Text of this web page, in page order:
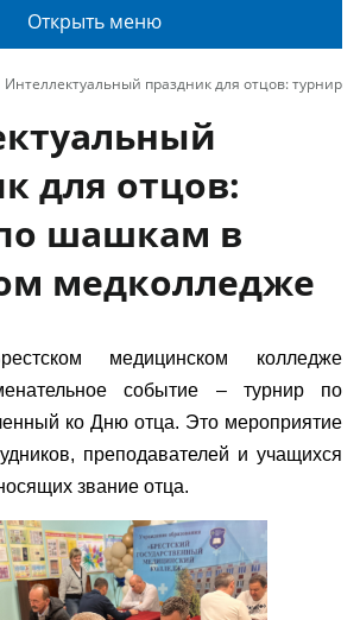
Открыть меню
Интеллектуальный праздник для отцов: турнир
для отцов:
шашкам в
медколледже
медицинском колледже
событие – турнир по
ко Дню отца. Это мероприятие
преподавателей и учащихся
звание отца.